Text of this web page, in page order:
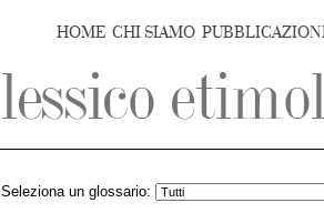
HOME CHI SIAMO
Seleziona un glossario: